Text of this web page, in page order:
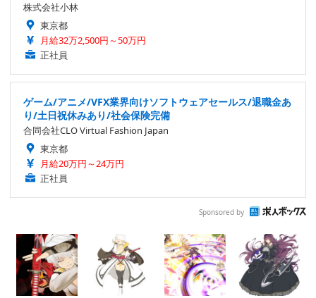
株式会社小林
東京都
月給32万2,500円～50万円
正社員
ゲーム/アニメ/VFX業界向けソフトウェアセールス/退職金あ
り/土日祝休みあり/社会保険完備
合同会社CLO Virtual Fashion Japan
東京都
月給20万円～24万円
正社員
Sponsored by